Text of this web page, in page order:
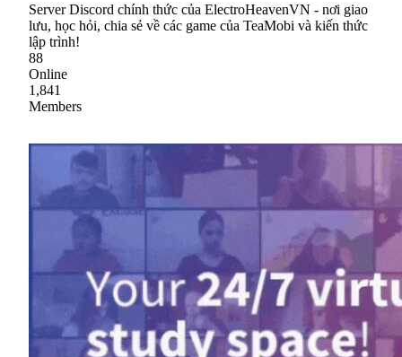
Server Discord chính thức của ElectroHeavenVN - nơi giao
lưu, học hỏi, chia sẻ về các game của TeaMobi và kiến thức
lập trình!
88
Online
1,841
Members